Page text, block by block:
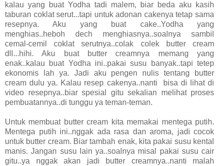
kalau yang buat Yodha tadi malem, biar beda aku kasih
taburan coklat serut...tapi untuk adonan cakenya tetap sama
resepnya. Aku yang buat cake..Yodha yang
menghias..heboh dech menghiasnya..soalnya sambil
cemal-cemil coklat serutnya..colak colek butter cream
dll...hihi. Aku buat butter creamnya memang yang
enak..kalau buat Yodha ini..pakai susu banyak..tapi tetep
ekonomis lah ya. Jadi aku pengen nulis tentang butter
cream dulu ya. Kalau resep cakenya..nanti bisa di lihat di
video resepnya..biar spesial gitu sekalian melihat proses
pembuatannya..di tunggu ya teman-teman.
Untuk membuat butter cream kita memakai mentega putih.
Mentega putih ini..nggak ada rasa dan aroma, jadi cocok
untuk butter cream. Biar tambah enak, kita pakai susu kental
manis. Jangan susu lain ya..soalnya misal pakai susu cair
gitu..ya nggak akan jadi butter creamnya..nanti malah